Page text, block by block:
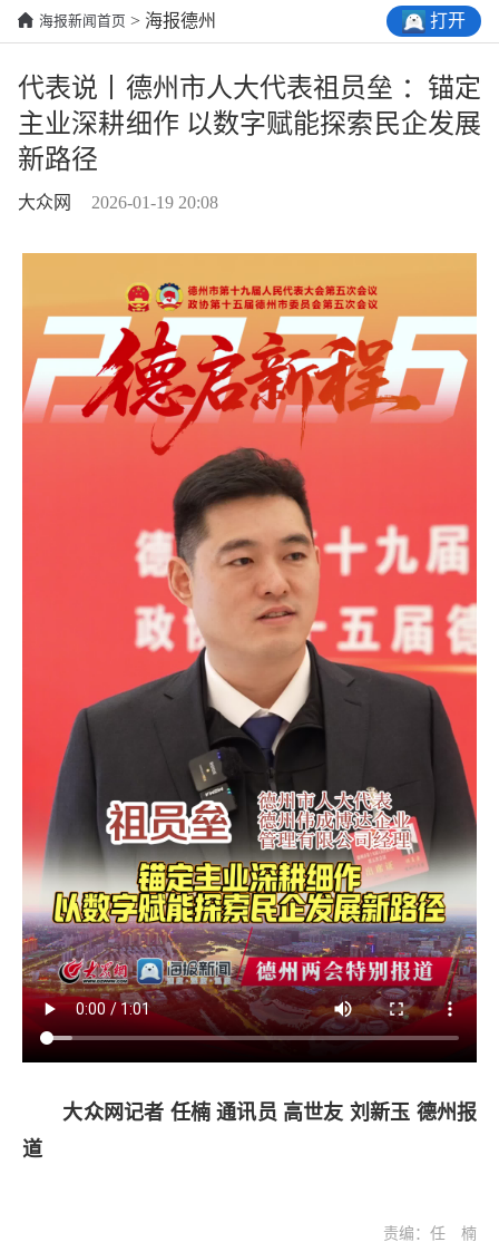
海报新闻首页 > 海报德州 打开
代表说丨德州市人大代表祖员垒 ：锚定
主业深耕细作 以数字赋能探索民企发展
新路径
大众网 2026-01-19 20:08
大众网记者 任楠 通讯员 高世友 刘新玉 德州报
道
责编：任 楠